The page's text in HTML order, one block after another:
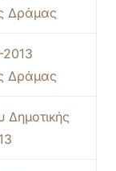
Δράμας
Δράμας